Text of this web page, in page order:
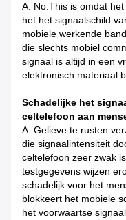
A: No.This is omdat
het het signaalschild
mobiele werkende
die slechts mobiel
signaal is altijd in een
elektronisch materiaal
Schadelijke het
celtelefoon aan
A: Gelieve te rusten
die signaalintensiteit
celtelefoon zeer zwak
testgegevens wijzen
schadelijk voor het
blokkeert het mobiele
het voorwaartse